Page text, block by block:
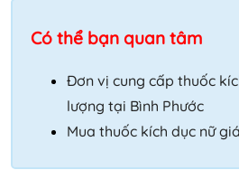
Có thể bạn quan tâm
Đơn vị cung cấp thuốc
lượng tại Bình Phước
Mua thuốc kích dục nữ